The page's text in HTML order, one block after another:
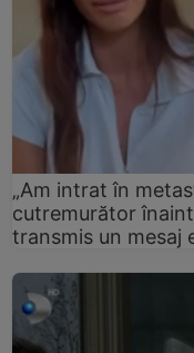
„Am intrat în
cutremurător
transmis un mesaj